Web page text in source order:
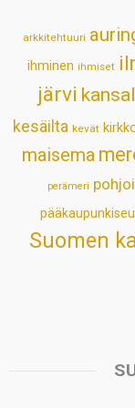
p
arkkitehtuuri
ihminen ihmiset
järvi
kesäilta kevät
maisema
perämeri
Suomen